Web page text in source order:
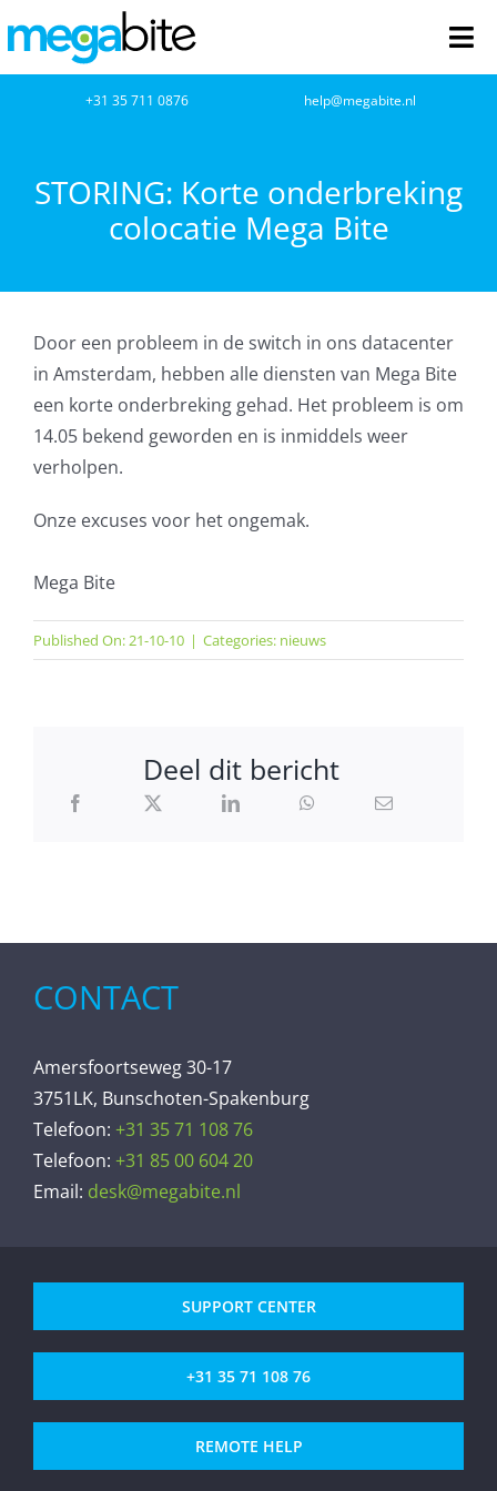
naar
inhoud
Netwerkbeheer
Cloud Computing
VOIP
Microsoft NCE
AVG
Office365
Glasvezelverbindingen
SLA overeenkomsten
+31 35 711 0876 help@megabite.nl
STORING: Korte onderbreking
colocatie Mega Bite
Door een probleem in de switch in ons datacenter
in Amsterdam, hebben alle diensten van Mega Bite
een korte onderbreking gehad. Het probleem is om
14.05 bekend geworden en is inmiddels weer
verholpen.
Onze excuses voor het ongemak.
Mega Bite
Published On: 21-10-10 | Categories: nieuws
Deel dit bericht
CONTACT
Amersfoortseweg 30-17
3751LK, Bunschoten-Spakenburg
Telefoon: +31 35 71 108 76
Telefoon: +31 85 00 604 20
Email: desk@megabite.nl
SUPPORT CENTER
+31 35 71 108 76
REMOTE HELP